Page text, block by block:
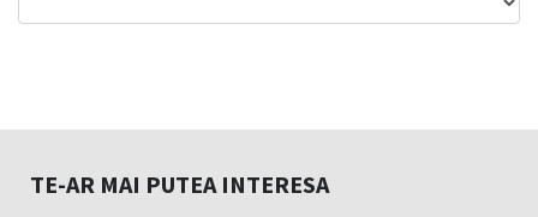
TE-AR MAI PUTEA INTERESA